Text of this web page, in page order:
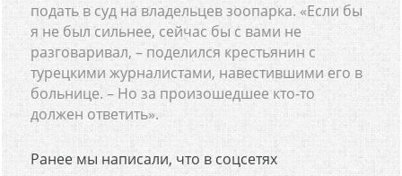
подать в суд на владельцев зоопарка. «Если бы
я не был сильнее, сейчас бы с вами не
разговаривал, – поделился крестьянин с
турецкими журналистами, навестившими его в
больнице. – Но за произошедшее кто-то
должен ответить».
Ранее мы написали, что в соцсетях